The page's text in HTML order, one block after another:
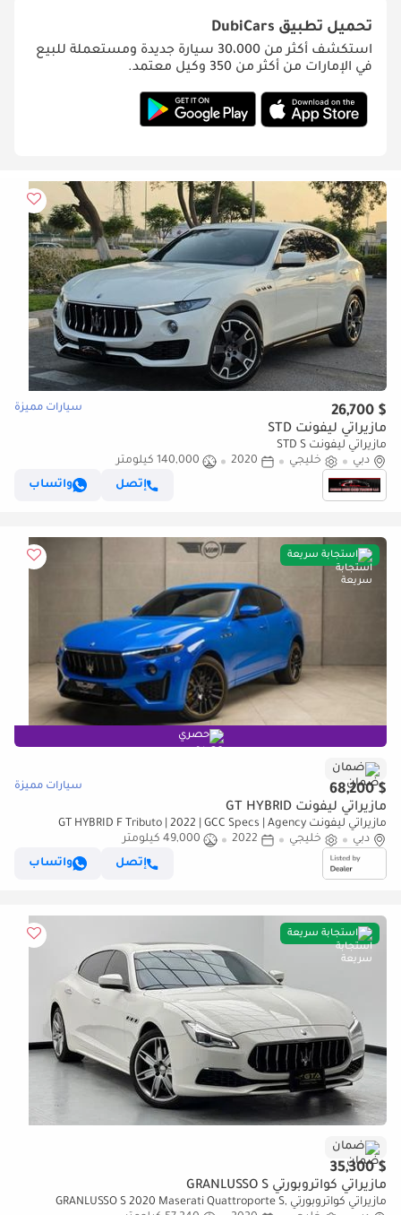
تحميل تطبيق DubiCars
استكشف أكثر من 30،000 سيارة جديدة ومستعملة للبيع
في الإمارات من أكثر من 350 وكيل معتمد.
$ 26,700 سيارات مميزة
مازيراتي ليفونت STD
مازيراتي ليفونت STD S
دبي
خليجي 2020
140,000 كيلومتر
إتصل
واتساب
استجابة سريعة
حصري
ضمان
$ 68,200 سيارات مميزة
مازيراتي ليفونت GT HYBRID
مازيراتي ليفونت GT HYBRID F Tributo | 2022 | GCC Specs | Agency
Warranty | Full Options
دبي خليجي 2022
49,000 كيلومتر
إتصل
واتساب
استجابة سريعة
ضمان
$ 35,300
مازيراتي كواتروبورتي GRANLUSSO S
مازيراتي كواتروبورتي GRANLUSSO S 2020 Maserati Quattroporte S,